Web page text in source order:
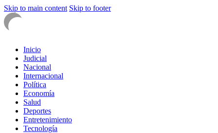
Skip to main content Skip to footer
Inicio
Judicial
Nacional
Internacional
Política
Economía
Salud
Deportes
Entretenimiento
Tecnología